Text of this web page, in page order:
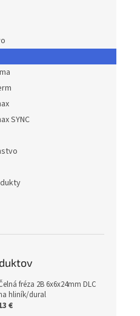
SYNC
fréza 2B 6x6x24mm DLC
hliník/dural
€